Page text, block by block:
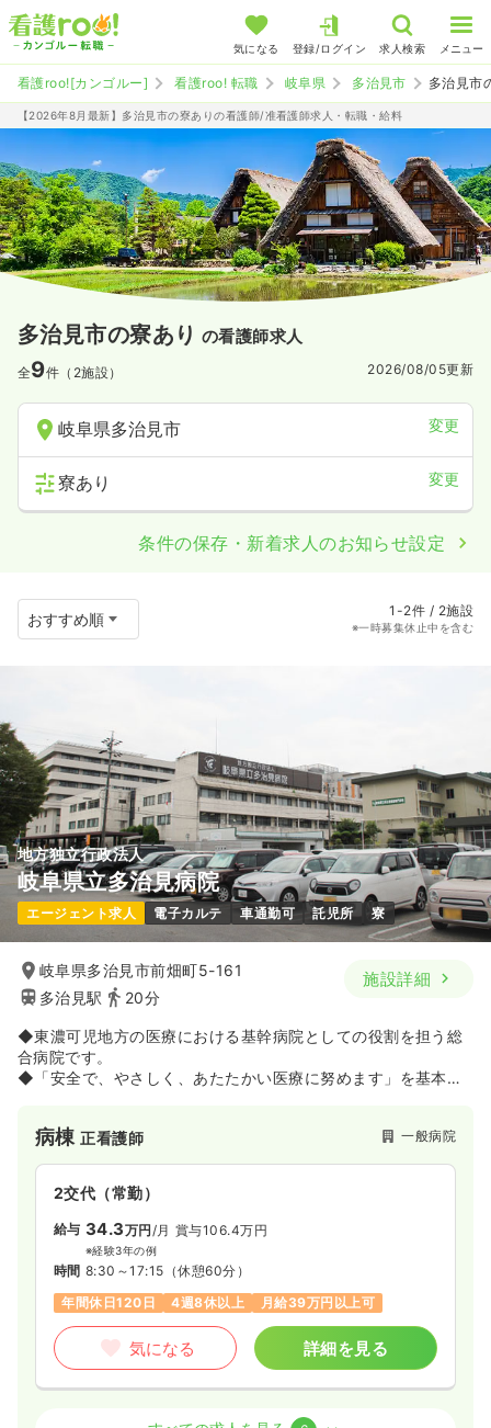
気になる 登録/ログイン 求人検索 メニュー
看護roo![カンゴルー] 看護roo! 転職 岐阜県 多治見市 多治見市
【2026年8月最新】多治見市の寮ありの看護師/准看護師求人・転職・給料
多治見市の寮あり の看護師求人
全9件（2施設） 2026/08/05更新
岐阜県多治見市 変更
寮あり 変更
条件の保存・新着求人のお知らせ設定
1-2件 / 2施設
※一時募集休止中を含む
地方独立行政法人
岐阜県立多治見病院
エージェント求人 電子カルテ 車通勤可 託児所 寮
岐阜県多治見市前畑町5-161
多治見駅
20分
施設詳細
◆東濃可児地方の医療における基幹病院としての役割を担う総
合病院です。
◆「安全で、やさしく、あたたかい医療に努めます」を基本理
病棟正看護師 一般病院
2交代（常勤）
給与 34.3万円 /月 賞与106.4万円
※経験3年の例
時間 8:30～17:15 （休憩60分）
年間休日120日
4週8休以上 月給39万円以上可
気になる 詳細を見る